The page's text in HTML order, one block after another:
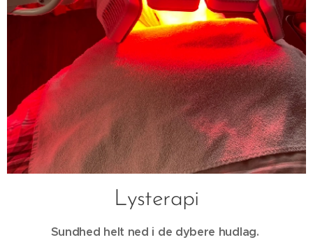
Lysterapi
Sundhed helt ned i de dybere hudlag.